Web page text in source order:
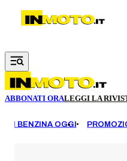
Vai al contenuto principale
ABBONATI ORALEGGI LA
BENZINA OGGI